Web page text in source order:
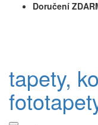
Doručení
tapety,